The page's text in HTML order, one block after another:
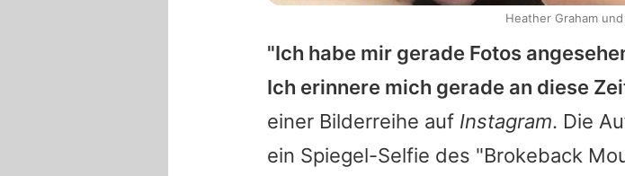
"Ich habe mir gerade Fotos
Ich erinnere mich gerade an diese
einer Bilderreihe auf Instagram. Die
ein Spiegel-Selfie des "Brokeback
Heather Graham